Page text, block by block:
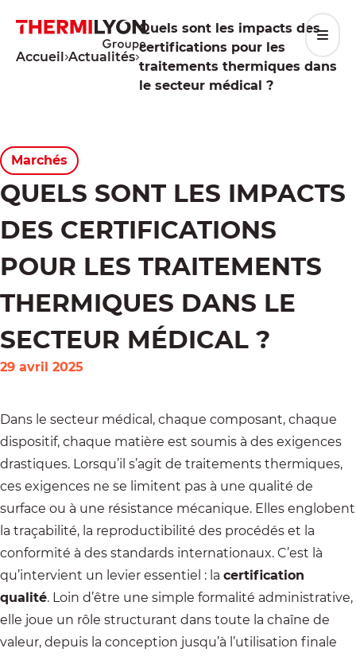
Accueil Actualités
Quels sont les impacts des
certifications pour les
traitements thermiques dans
le secteur médical ?
Marchés
QUELS SONT LES IMPACTS
DES CERTIFICATIONS
POUR LES TRAITEMENTS
THERMIQUES DANS LE
SECTEUR MÉDICAL ?
29 avril 2025
Dans le secteur médical, chaque composant, chaque
dispositif, chaque matière est soumis à des exigences
drastiques. Lorsqu’il s’agit de traitements thermiques,
ces exigences ne se limitent pas à une qualité de
surface ou à une résistance mécanique. Elles englobent
la traçabilité, la reproductibilité des procédés et la
conformité à des standards internationaux. C’est là
qu’intervient un levier essentiel : la certification
qualité. Loin d’être une simple formalité administrative,
elle joue un rôle structurant dans toute la chaîne de
valeur, depuis la conception jusqu’à l’utilisation finale